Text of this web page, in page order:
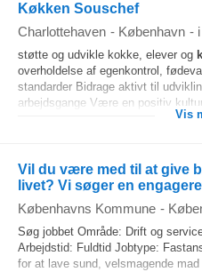
Køkken Souschef
Charlottehaven - København -
støtte og udvikle kokke, elever og
overholdelse af egenkontrol,
standarder Bidrage aktivt til
arbejdsgange Være en positiv
Vis
Vil du være med til at give
livet? Vi søger en
Københavns Kommune -
Søg jobbet Område: Drift og
Arbejdstid: Fuldtid Jobtype:
for at lave sund, velsmagende